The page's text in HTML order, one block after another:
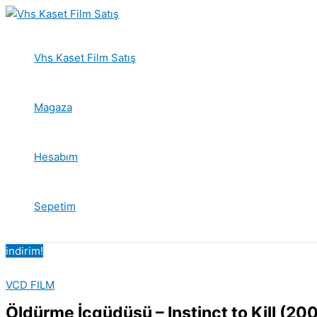
İçeriğe
Vhs Kaset Film Satış
Magaza
Hesabım
Sepetim
indirim!
VCD FILM